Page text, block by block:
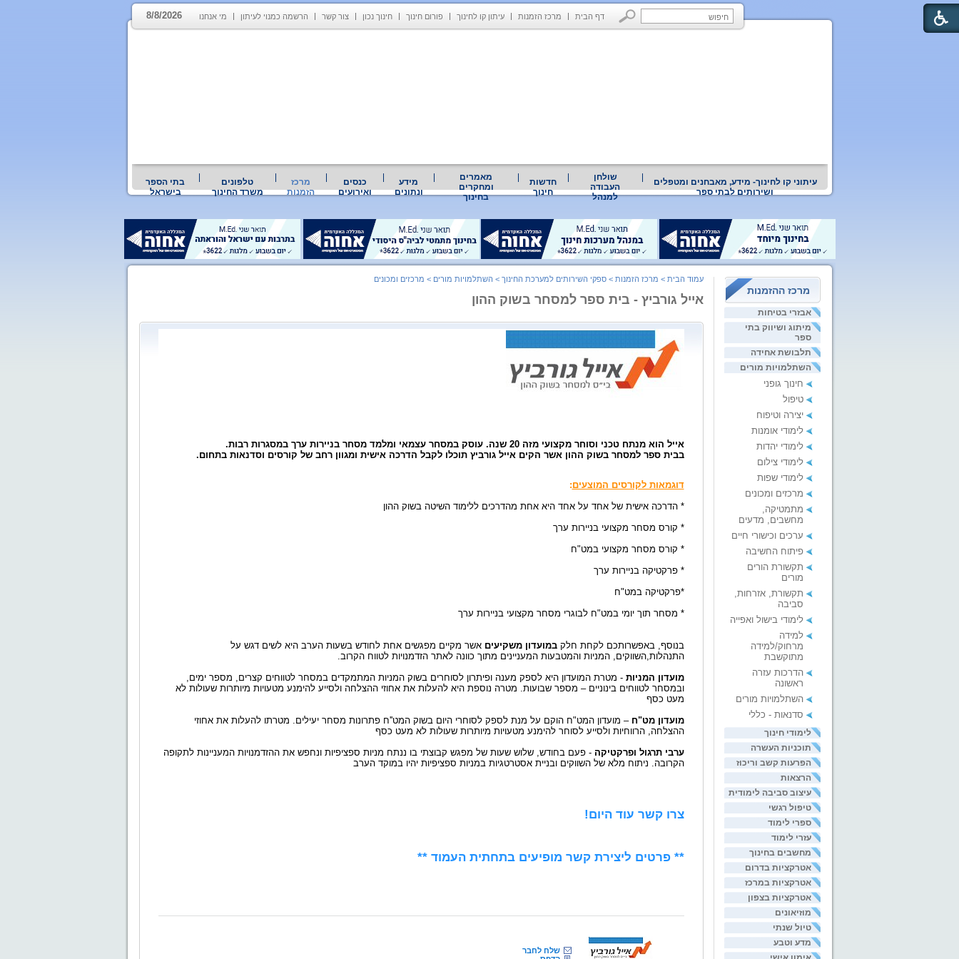
דף הבית מרכז הזמנות עיתון קו לחינוך פורום חינוך חינוך נכון צור קשר הרשמה כמנוי לעיתון מי אנחנו 8/8/2026
עיתוני קו לחינוך- מידע, מאבחנים ומטפלים
ושירותים לבתי ספר
שולחן
העבודה
למנהל
חדשות
חינוך
מאמרים
ומחקרים
בחינוך
מידע
ונתונים
כנסים
ואירועים
מרכז
הזמנות
טלפונים
משרד החינוך
בתי הספר
בישראל
מרכז ההזמנות
אבזרי בטיחות
מיתוג ושיווק בתי
ספר
תלבושת אחידה
השתלמויות מורים
חינוך גופני
טיפול
יצירה וטיפוח
לימודי אומנות
לימודי יהדות
לימודי צילום
לימודי שפות
מרכזים ומכונים
מתמטיקה,
מחשבים, מדעים
ערכים וכישורי חיים
פיתוח החשיבה
תקשורת הורים
מורים
תקשורת, אזרחות,
סביבה
לימודי בישול ואפייה
למידה
מרחוק/למידה
מתוקשבת
הדרכות עזרה
ראשונה
השתלמויות מורים
סדנאות - כללי
לימודי חינוך
תוכניות העשרה
הפרעות קשב וריכוז
הרצאות
עיצוב סביבה לימודית
טיפול רגשי
ספרי לימוד
עזרי לימוד
מחשבים בחינוך
אטרקציות בדרום
אטרקציות במרכז
אטרקציות בצפון
מוזיאונים
טיול שנתי
מדע וטבע
עמוד הבית > מרכז הזמנות > ספקי השירותים למערכת החינוך > השתלמויות מורים > מרכזים ומכונים
אייל גורביץ - בית ספר למסחר בשוק ההון
אייל הוא מנתח טכני וסוחר מקצועי מזה 20 שנה. עוסק במסחר עצמאי ומלמד מסחר בניירות ערך במסגרות רבות.
בבית ספר למסחר בשוק ההון אשר הקים אייל גורביץ תוכלו לקבל הדרכה אישית ומגוון רחב של קורסים וסדנאות בתחום.
דוגמאות לקורסים המוצעים:
* הדרכה אישית של אחד על אחד היא אחת מהדרכים ללימוד השיטה בשוק ההון
* קורס מסחר מקצועי בניירות ערך
* קורס מסחר מקצועי במט"ח
* פרקטיקה בניירות ערך
*פרקטיקה במט"ח
* מסחר תוך יומי במט"ח לבוגרי מסחר מקצועי בניירות ערך
בנוסף, באפשרותכם לקחת חלקבמועדון משקיעים אשר מקיים מפגשיםאחת לחודש בשעות הערב היא לשים דגש על
התנהלות,השווקים, המניות והמטבעות המעניינים מתוך כוונה לאתר הזדמנויות לטווח הקרוב.
מועדון המניות- מטרת המועדון היא לספק מענה ופיתרון לסוחרים בשוק המניות המתמקדים במסחר לטווחים קצרים, מספר ימים,
ובמסחר לטווחים בינוניים – מספר שבועות. מטרה נוספת היא להעלות את אחוזי ההצלחה ולסייע להימנע מטעויות מיותרות שעולות לא
מעט כסף
מועדון מט"ח – מועדון המט"ח הוקם על מנת לספק לסוחרי היום בשוק המט''ח פתרונות מסחר יעילים. מטרתו להעלות את אחוזי
ההצלחה, הרווחיות ולסייע לסוחר להימנע מטעויות מיותרות שעולות לא מעט כסף
ערבי תרגול ופרקטיקה -פעם בחודש, שלוש שעות של מפגש קבוצתי בו ננתח מניות ספציפיות ונחפש את ההזדמנויות המעניינות לתקופה
הקרובה. ניתוח מלא של השווקים ובניית אסטרטגיות במניות ספציפיות יהיו במוקד הערב
צרו קשר עוד היום!
** פרטים ליצירת קשר מופיעים בתחתית העמוד **
שלח לחבר